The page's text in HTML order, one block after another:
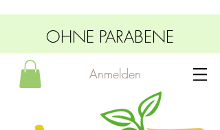
OHNE PARABENE
Anmelden